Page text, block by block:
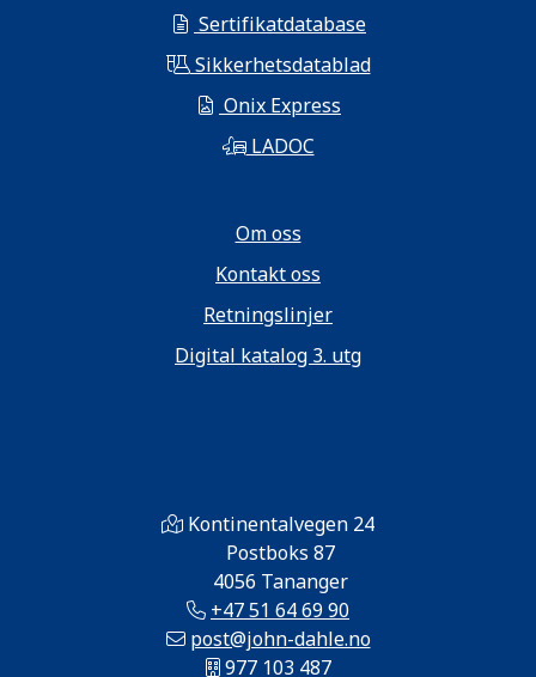
Sertifikatdatabase
Sikkerhetsdatablad
Onix Express
LADOC
Om oss
Kontakt oss
Retningslinjer
Digital katalog 3. utg
Kontinentalvegen 24
Postboks 87
4056 Tananger
+47 51 64 69 90
post@john-dahle.no
977 103 487